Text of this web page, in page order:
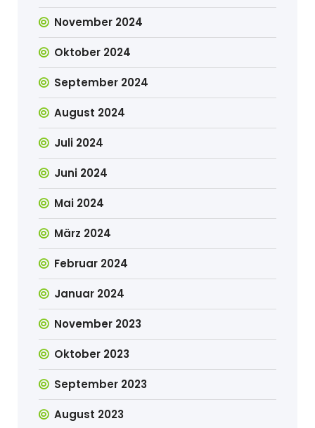
November 2024
Oktober 2024
September 2024
August 2024
Juli 2024
Juni 2024
Mai 2024
März 2024
Februar 2024
Januar 2024
November 2023
Oktober 2023
September 2023
August 2023